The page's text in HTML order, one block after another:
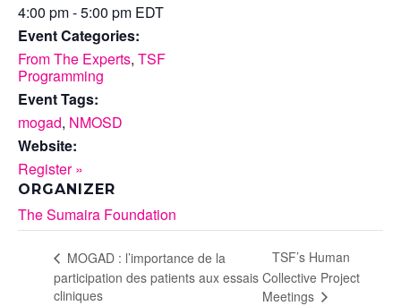
4:00 pm - 5:00 pm EDT
Event Categories:
From The Experts, TSF
Programming
Event Tags:
mogad, NMOSD
Website:
Register »
ORGANIZER
The Sumaira Foundation
MOGAD : l’importance de la
participation des patients aux essais
cliniques
TSF’s Human
Collective Project
Meetings